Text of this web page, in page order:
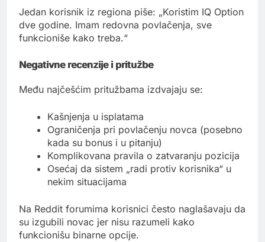
Jedan korisnik iz regiona piše: „Koristim IQ Option
dve godine. Imam redovna povlačenja, sve
funkcioniše kako treba.“
Negativne recenzije i pritužbe
Među najčešćim pritužbama izdvajaju se:
Kašnjenja u isplatama
Ograničenja pri povlačenju novca (posebno
kada su bonus i u pitanju)
Komplikovana pravila o zatvaranju pozicija
Osećaj da sistem „radi protiv korisnika“ u
nekim situacijama
Na Reddit forumima korisnici često naglašavaju da
su izgubili novac jer nisu razumeli kako
funkcionišu binarne opcije.